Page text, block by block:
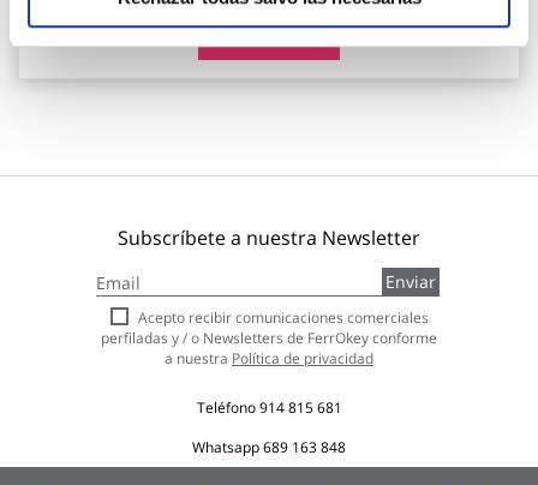
Subscríbete a nuestra Newsletter
a
nuestro
boletín
de
Enviar
Acepto recibir comunicaciones comerciales
perfiladas y / o Newsletters de FerrOkey conforme
a nuestra Política de privacidad
Teléfono914 815 681
Whatsapp689 163 848